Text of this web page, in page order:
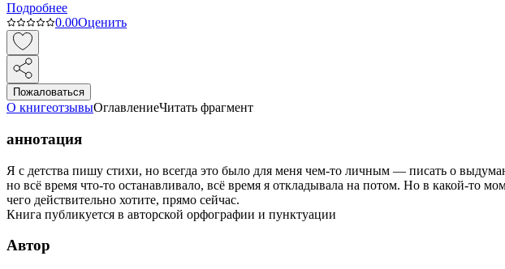
Подробнее
0.00Оценить
Пожаловаться
О книгеотзывыОглавлениеЧитать фрагмент
аннотация
Я с детства пишу стихи, но всегда это было для меня чем-то личным — писать о
но всё время что-то останавливало, всё время я откладывала на потом. Но в какой-то
чего действительно хотите, прямо сейчас.
Книга публикуется в авторской орфографии и пунктуации
Автор